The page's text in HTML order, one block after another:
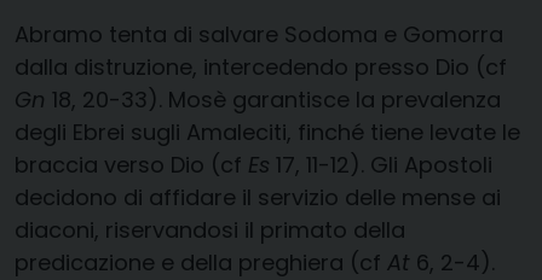
Abramo tenta di salvare Sodoma e Gomorra
dalla distruzione, intercedendo presso Dio (cf
Gn 18, 20-33). Mosè garantisce la prevalenza
degli Ebrei sugli Amaleciti, finché tiene levate le
braccia verso Dio (cf Es 17, 11-12). Gli Apostoli
decidono di affidare il servizio delle mense ai
diaconi, riservandosi il primato della
predicazione e della preghiera (cf At 6, 2-4).